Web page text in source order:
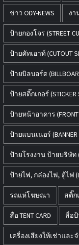
ข่าว ODY-NEWS งา
ป้ายกองโจร (STREET
ป้ายคัทเอาท์ (CUTOUT
ป้ายบิลบอร์ด
ป้ายสติ๊กเกอร์
ป้ายหน้าอาคาร (FRONT
ป้ายแบนเนอร์ (BANNER
ป้ายโรงงาน ป้ายบริษัท
ป้ายไฟ, กล่องไฟ, ตู้ไฟ
รถแห่โฆษณา สติ๊ก
สื่อ TENT CARD สื่อป้
เครื่องเสียงให้เช่าและ